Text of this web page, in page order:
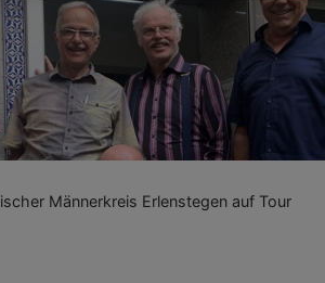
Männerkreis Erlenstegen auf Tour